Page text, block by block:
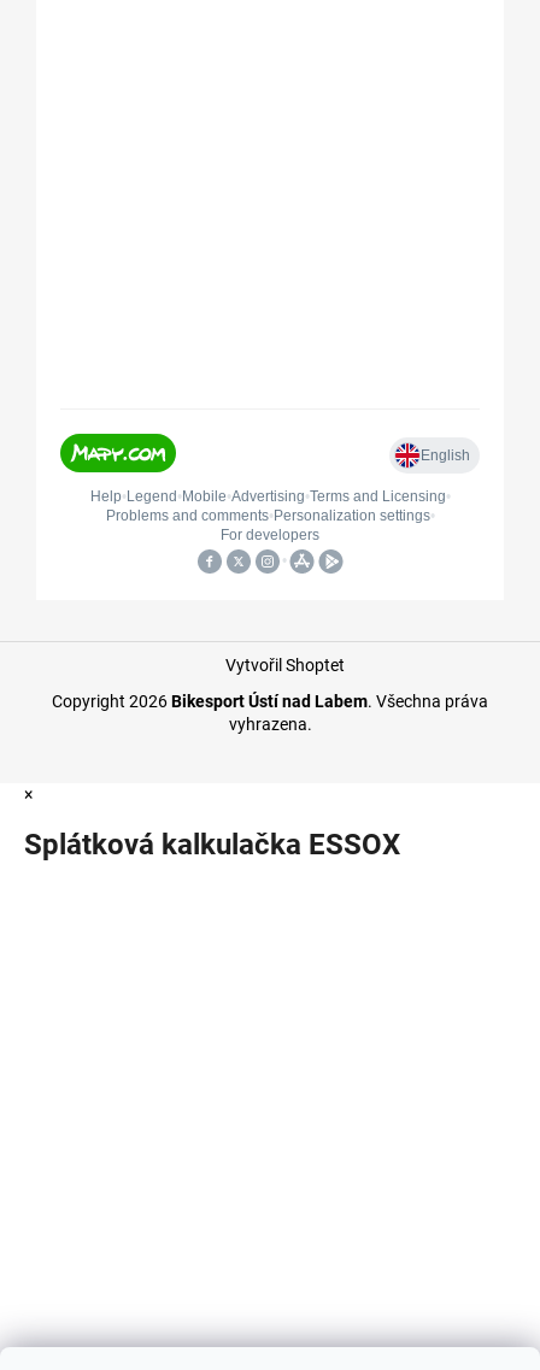
Vytvořil Shoptet
Copyright 2026Bikesport Ústí nad Labem. Všechna práva
vyhrazena.
×
Splátková kalkulačka ESSOX